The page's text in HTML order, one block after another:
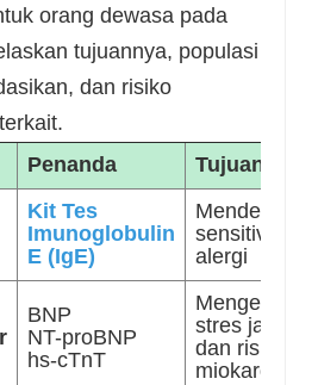
orang dewasa pada
tujuannya, populasi
dan risiko
Penanda
Tujuan
Kit Tes
Imunoglobulin
E (IgE)
Mendeteksi
sensitivitas
alergi
BNP
NT-proBNP
hs-cTnT
stres jantung
dan risiko
miokard dini